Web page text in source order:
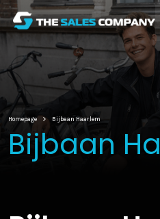
Homepage Bijbaan Haarlem
Bijbaan